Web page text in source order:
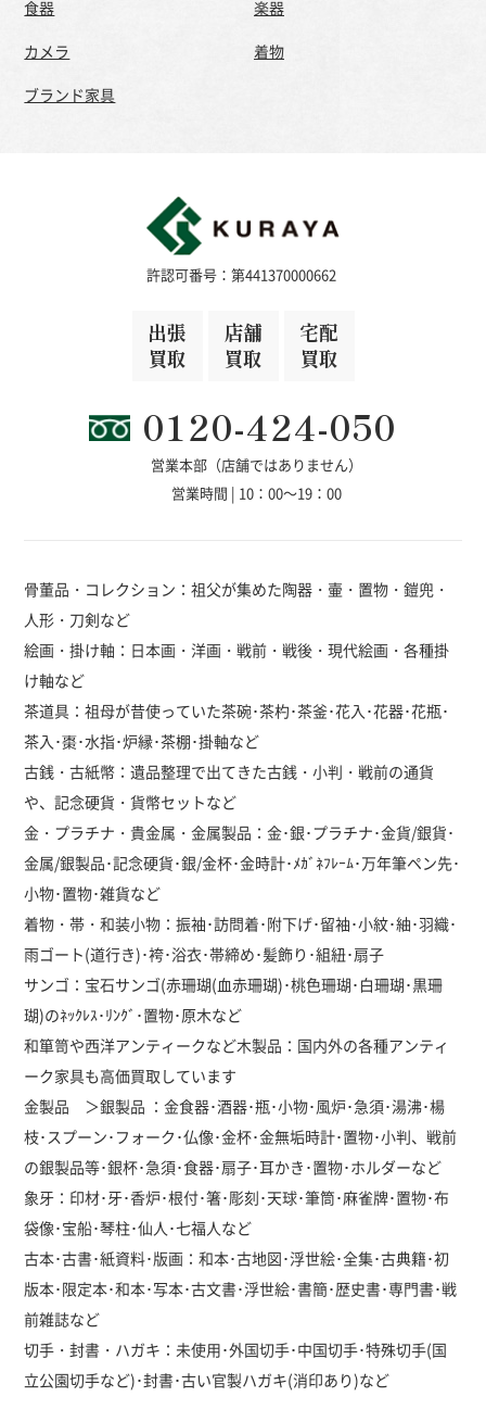
食器
楽器
カメラ
着物
ブランド家具
許認可番号：第441370000662
出張
買取
店舗
買取
宅配
買取
0120-424-050
営業本部（店舗ではありません）
営業時間 | 10：00～19：00
骨董品・コレクション：祖父が集めた陶器・壷・置物・鎧兜・
人形・刀剣など
絵画・掛け軸：日本画・洋画・戦前・戦後・現代絵画・各種掛
け軸など
茶道具：祖母が昔使っていた茶碗･茶杓･茶釜･花入･花器･花瓶･
茶入･棗･水指･炉縁･茶棚･掛軸など
古銭・古紙幣：遺品整理で出てきた古銭・小判・戦前の通貨
や、記念硬貨・貨幣セットなど
金・プラチナ・貴金属・金属製品：金･銀･プラチナ･金貨/銀貨･
金属/銀製品･記念硬貨･銀/金杯･金時計･ﾒｶﾞﾈﾌﾚｰﾑ･万年筆ペン先･
小物･置物･雑貨など
着物・帯・和装小物：振袖･訪問着･附下げ･留袖･小紋･紬･羽織･
雨ゴート(道行き)･袴･浴衣･帯締め･髪飾り･組紐･扇子
サンゴ：宝石サンゴ(赤珊瑚(血赤珊瑚)･桃色珊瑚･白珊瑚･黒珊
瑚)のﾈｯｸﾚｽ･ﾘﾝｸﾞ･置物･原木など
和箪笥や西洋アンティークなど木製品：国内外の各種アンティ
ーク家具も高価買取しています
金製品 ＞銀製品 ：金食器･酒器･瓶･小物･風炉･急須･湯沸･楊
枝･スプーン･フォーク･仏像･金杯･金無垢時計･置物･小判、戦前
の銀製品等･銀杯･急須･食器･扇子･耳かき･置物･ホルダーなど
象牙：印材･牙･香炉･根付･箸･彫刻･天球･筆筒･麻雀牌･置物･布
袋像･宝船･琴柱･仙人･七福人など
古本･古書･紙資料･版画：和本･古地図･浮世絵･全集･古典籍･初
版本･限定本･和本･写本･古文書･浮世絵･書簡･歴史書･専門書･戦
前雑誌など
切手・封書・ハガキ：未使用･外国切手･中国切手･特殊切手(国
立公園切手など)･封書･古い官製ハガキ(消印あり)など